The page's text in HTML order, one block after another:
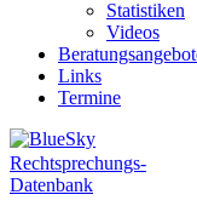
Statistiken
Videos
Links
Termine
Rechtsprechungs-
Datenbank